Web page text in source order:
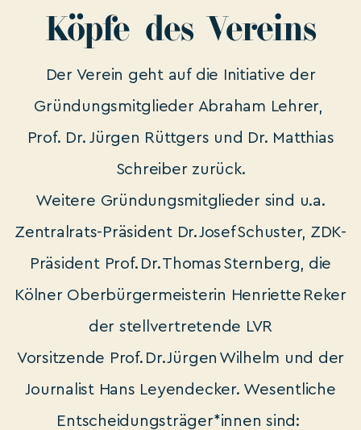
Köpfe– des Vereins
Der Verein geht auf die Initiative der
Gründungsmitglieder Abraham Lehrer,
Prof. Dr. Jürgen Rüttgers und Dr. Matthias
Schreiber zurück.
Weitere Gründungsmitglieder sind u.a.
Zentralrats-Präsident Dr. Josef Schuster, ZDK-
Präsident Prof. Dr. Thomas Sternberg, die
Kölner Oberbürgermeisterin Henriette Reker
der stellvertretende LVR
Vorsitzende Prof. Dr. Jürgen Wilhelm und der
Journalist Hans Leyendecker. Wesentliche
Entscheidungsträger*innen sind: